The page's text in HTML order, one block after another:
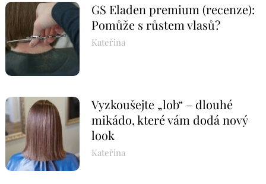
GS Eladen premium (recenze):
Pomůže s růstem vlasů?
Kateřina
Vyzkoušejte „lob“ – dlouhé
mikádo, které vám dodá nový
look
Kateřina